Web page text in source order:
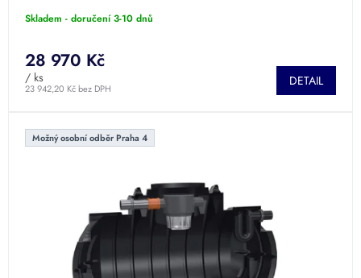
Skladem - doručení 3-10 dnů
23 942,20 Kč bez DPH
28 970 Kč
/ ks DETAIL
Možný osobní odběr Praha 4